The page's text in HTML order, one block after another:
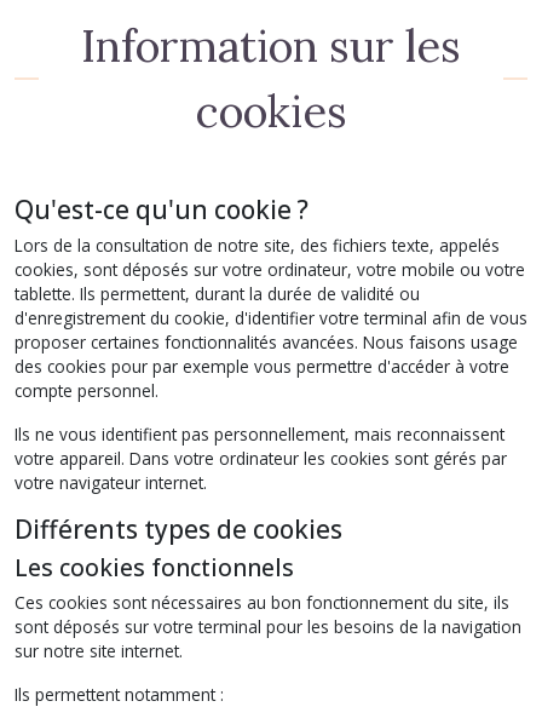
Information sur les
cookies
Qu'est-ce qu'un cookie ?
Lors de la consultation de notre site, des fichiers texte, appelés
cookies, sont déposés sur votre ordinateur, votre mobile ou votre
tablette. Ils permettent, durant la durée de validité ou
d'enregistrement du cookie, d'identifier votre terminal afin de vous
proposer certaines fonctionnalités avancées. Nous faisons usage
des cookies pour par exemple vous permettre d'accéder à votre
compte personnel.
Ils ne vous identifient pas personnellement, mais reconnaissent
votre appareil. Dans votre ordinateur les cookies sont gérés par
votre navigateur internet.
Différents types de cookies
Les cookies fonctionnels
Ces cookies sont nécessaires au bon fonctionnement du site, ils
sont déposés sur votre terminal pour les besoins de la navigation
sur notre site internet.
Ils permettent notamment :